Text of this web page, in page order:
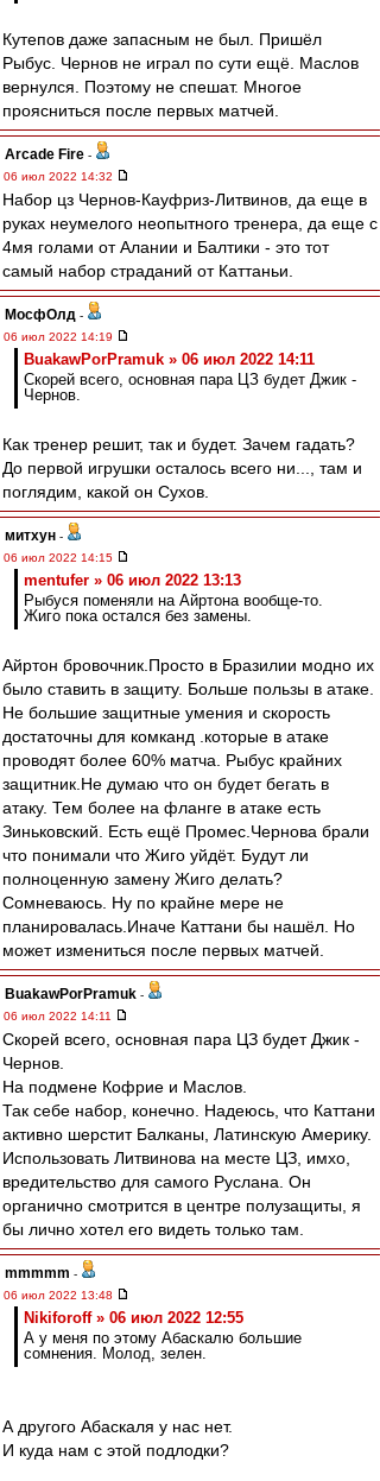
Кутепов даже запасным не был. Пришёл
Рыбус. Чернов не играл по сути ещё. Маслов
вернулся. Поэтому не спешат. Многое
проясниться после первых матчей.
Arcade Fire -
06 июл 2022 14:32
Набор цз Чернов-Кауфриз-Литвинов, да еще в
руках неумелого неопытного тренера, да еще с
4мя голами от Алании и Балтики - это тот
самый набор страданий от Каттаньи.
МосфОлд -
06 июл 2022 14:19
BuakawPorPramuk » 06 июл 2022 14:11
Скорей всего, основная пара ЦЗ будет Джик -
Чернов.
Как тренер решит, так и будет. Зачем гадать?
До первой игрушки осталось всего ни..., там и
поглядим, какой он Сухов.
митхун -
06 июл 2022 14:15
mentufer » 06 июл 2022 13:13
Рыбуся поменяли на Айртона вообще-то.
Жиго пока остался без замены.
Айртон бровочник.Просто в Бразилии модно их
было ставить в защиту. Больше пользы в атаке.
Не большие защитные умения и скорость
достаточны для комканд .которые в атаке
проводят более 60% матча. Рыбус крайних
защитник.Не думаю что он будет бегать в
атаку. Тем более на фланге в атаке есть
Зиньковский. Есть ещё Промес.Чернова брали
что понимали что Жиго уйдёт. Будут ли
полноценную замену Жиго делать?
Сомневаюсь. Ну по крайне мере не
планировалась.Иначе Каттани бы нашёл. Но
может измениться после первых матчей.
BuakawPorPramuk -
06 июл 2022 14:11
Скорей всего, основная пара ЦЗ будет Джик -
Чернов.
На подмене Кофрие и Маслов.
Так себе набор, конечно. Надеюсь, что Каттани
активно шерстит Балканы, Латинскую Америку.
Использовать Литвинова на месте ЦЗ, имхо,
вредительство для самого Руслана. Он
органично смотрится в центре полузащиты, я
бы лично хотел его видеть только там.
mmmmm -
06 июл 2022 13:48
Nikiforoff » 06 июл 2022 12:55
А у меня по этому Абаскалю большие
сомнения. Молод, зелен.
А другого Абаскаля у нас нет.
И куда нам с этой подлодки?